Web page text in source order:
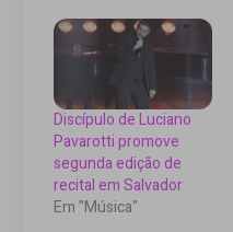
Discípulo de Luciano
Pavarotti promove
segunda edição de
recital em Salvador
Em "Música"